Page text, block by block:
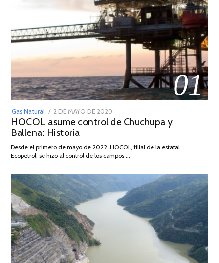
01
Gas Natural
POSTED
ON
2 DE MAYO DE 2020
DE
2026
HOCOL asume control de Chuchupa y
Ballena: Historia
Desde el primero de mayo de 2022, HOCOL, filial de la estatal
Ecopetrol, se hizo al control de los campos …